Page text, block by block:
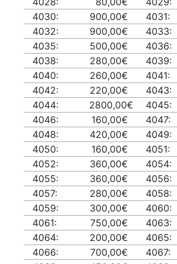
4030:
900,00€ 4031:
4032:
900,00€ 4033:
4035:
500,00€ 4036:
4038:
280,00€ 4039:
4040:
260,00€ 4041:
4042:
220,00€ 4043:
4044:
2800,00€ 4045:
4046:
160,00€ 4047:
4048:
420,00€ 4049:
4050:
160,00€ 4051:
4052:
360,00€ 4054:
4055:
360,00€ 4056:
4057:
280,00€ 4058:
4059:
300,00€ 4060:
4061:
750,00€ 4063:
4064:
200,00€ 4065:
4066:
700,00€ 4067: